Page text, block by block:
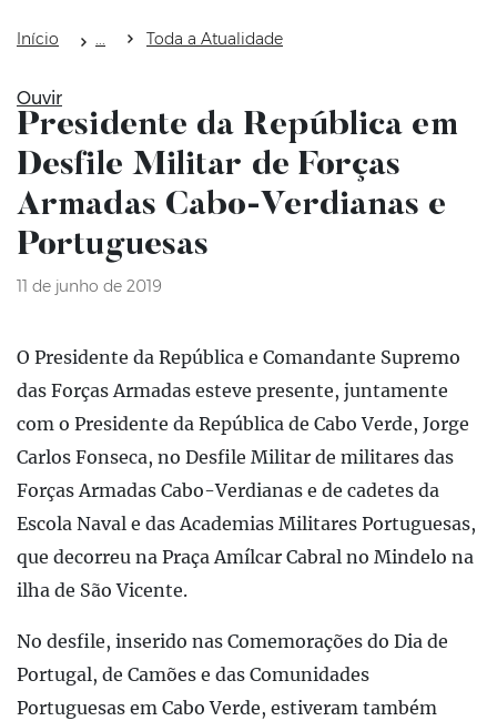
Início Toda a Atualidade
Ouvir
Presidente da República em
Desfile Militar de Forças
Armadas Cabo-Verdianas e
Portuguesas
11 de junho de 2019
O Presidente da República e Comandante Supremo
das Forças Armadas esteve presente, juntamente
com o Presidente da República de Cabo Verde, Jorge
Carlos Fonseca, no Desfile Militar de militares das
Forças Armadas Cabo-Verdianas e de cadetes da
Escola Naval e das Academias Militares Portuguesas,
que decorreu na Praça Amílcar Cabral no Mindelo na
ilha de São Vicente.
No desfile, inserido nas Comemorações do Dia de
Portugal, de Camões e das Comunidades
Portuguesas em Cabo Verde, estiveram também